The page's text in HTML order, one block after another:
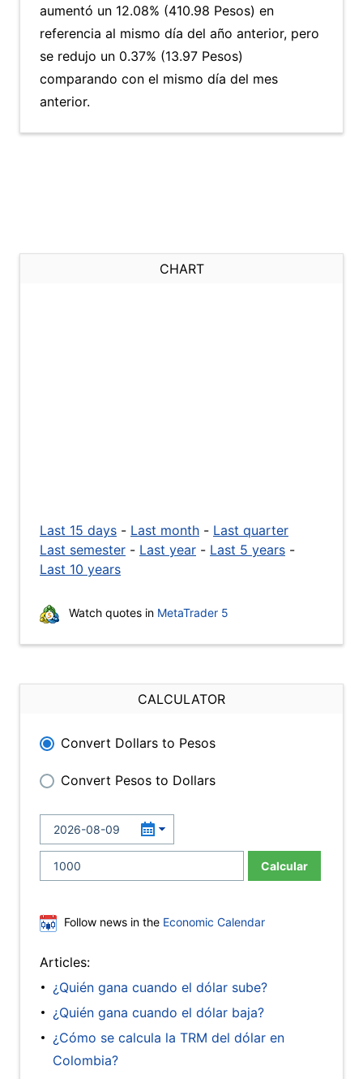
aumentó un 12.08% (410.98 Pesos) en
referencia al mismo día del año anterior, pero
se redujo un 0.37% (13.97 Pesos)
comparando con el mismo día del mes
anterior.
CHART
Last 15 days - Last month - Last quarter
Last semester - Last year - Last 5 years -
Last 10 years
Watch quotes in MetaTrader 5
CALCULATOR
Convert Dollars to Pesos
Convert Pesos to Dollars
Calcular
Follow news in the Economic Calendar
Articles:
¿Quién gana cuando el dólar sube?
¿Quién gana cuando el dólar baja?
¿Cómo se calcula la TRM del dólar en
Colombia?